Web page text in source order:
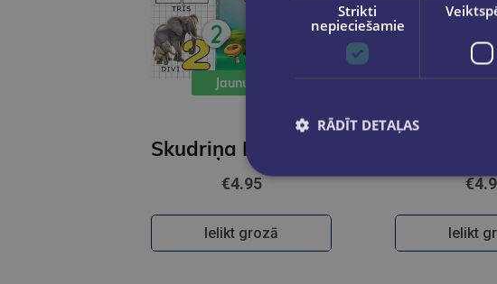
Jaunums
€4.95
Ielikt grozā Ielikt
Strikti
nepieciešamie
RĀDĪT DETAĻAS